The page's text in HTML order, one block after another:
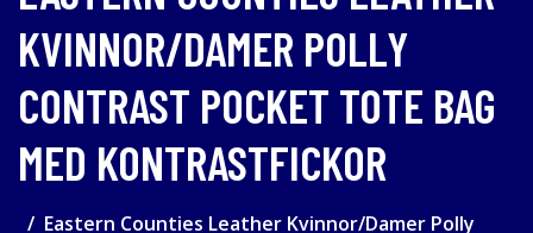
KVINNOR/DAMER POLLY
CONTRAST POCKET TOTE BAG
MED KONTRASTFICKOR
Eastern Counties Leather Kvinnor/Damer Polly